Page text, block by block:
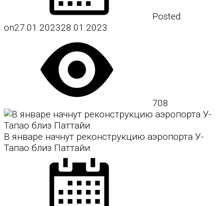
Posted
on27.01.202328.01.2023
708
В январе начнут реконструкцию аэропорта У-
Тапао близ Паттайи